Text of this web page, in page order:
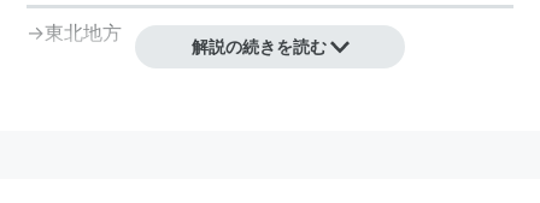
→東北地方
解説の続きを読む